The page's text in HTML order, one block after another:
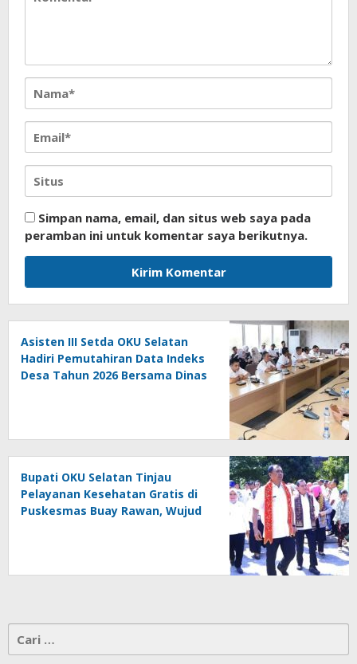
Simpan nama, email, dan situs web saya pada
peramban ini untuk komentar saya berikutnya.
Asisten III Setda OKU Selatan
Hadiri Pemutahiran Data Indeks
Desa Tahun 2026 Bersama Dinas
Bupati OKU Selatan Tinjau
Pelayanan Kesehatan Gratis di
Puskesmas Buay Rawan, Wujud
untuk: